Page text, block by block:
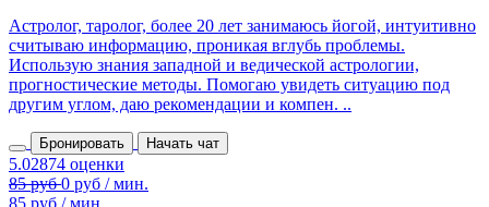
Астролог, таролог, более 20 лет занимаюсь йогой, интуитивно
считываю информацию, проникая вглубь проблемы.
Использую знания западной и ведической астрологии,
прогностические методы. Помогаю увидеть ситуацию под
другим углом, даю рекомендации и компен. ..
Бронировать Начать чат